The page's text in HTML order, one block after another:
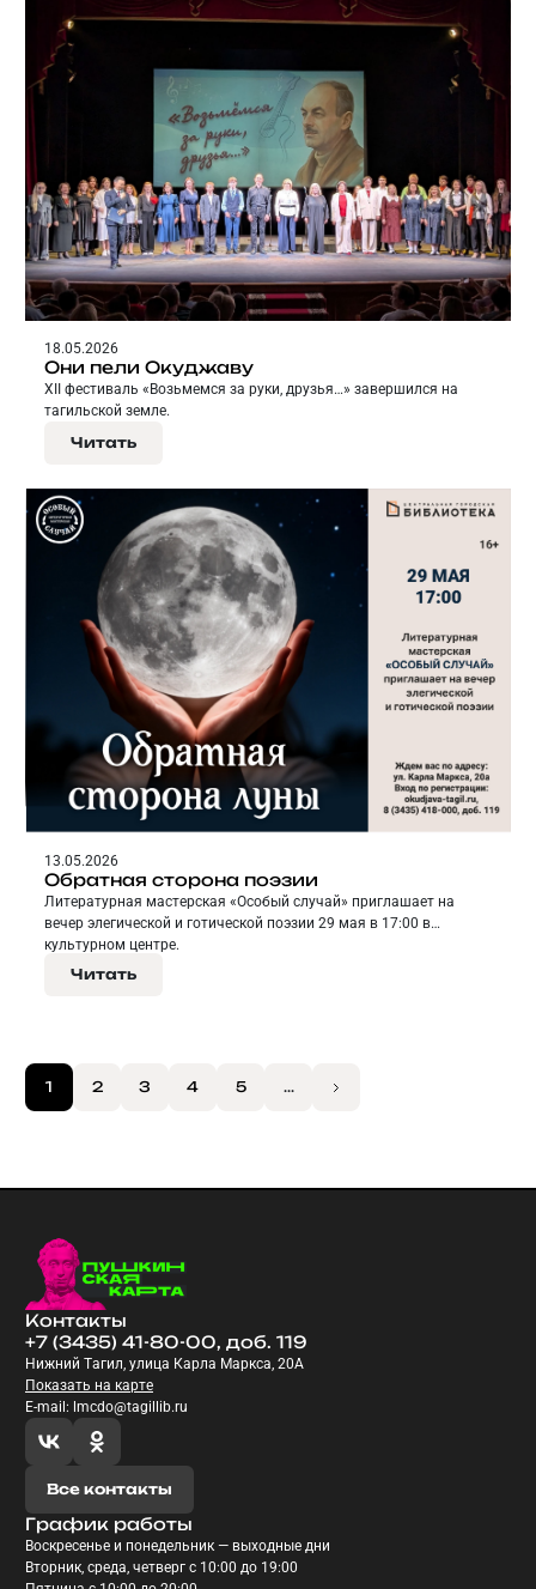
18.05.2026
Они пели Окуджаву
XII фестиваль «Возьмемся за руки, друзья…» завершился на
тагильской земле.
Читать
13.05.2026
Обратная сторона поэзии
Литературная мастерская «Особый случай» приглашает на
вечер элегической и готической поэзии 29 мая в 17:00 в
культурном центре.
Читать
1 2 3 4 5 ...
Контакты
+7 (3435) 41-80-00, доб. 119
Нижний Тагил, улица Карла Маркса, 20А
Показать на карте
E-mail: lmcdo@tagillib.ru
Все контакты
График работы
Воскресенье и понедельник — выходные дни
Вторник, среда, четверг с 10:00 до 19:00